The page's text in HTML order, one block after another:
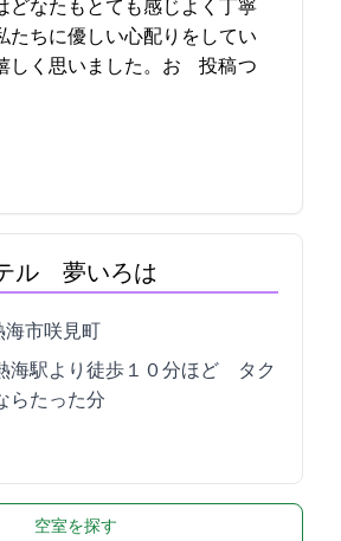
どなたもとても感じよく丁寧
たちに優しい心配りをしてい
いました。お… 2021-12-18 08:44:11投稿つ
ル 夢いろは
市咲見町4-6
海駅より徒歩１０分ほど タク
らたった5分
空室を探す